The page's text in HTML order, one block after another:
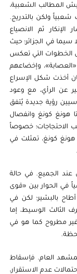
المطالب الشعبية،
ولكن بالتدريج.
ثم الانصياع
في الجزائر؛ حيث
الخطوات التي تعكس
وإخضاعهم
أخذت شكل الإسراع
عن الرأي، مع وعود
رؤية جديدة يُتفق
هونغ كونغ وانفصال
الاحتجاجات؛ خصوصاً
كونغ، تمثلت في
الجميع. في حالة
في الحوار بين «قوى
بالبشير؛ لكن في
الوسيط، إما
مطروح كما هو في
العام. فإسقاط
عدم الاستقرار،